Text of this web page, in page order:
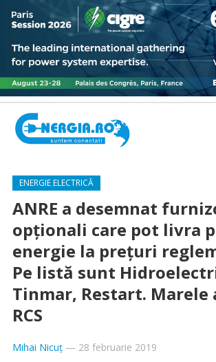
ENERGIE ELECTRICĂ
ANRE a desemnat
opţionali care pot livra
energie la preţuri
Pe listă sunt
Tinmar, Restart. Marele
RCS
Mihai Nicuț— 28 februarie 2019